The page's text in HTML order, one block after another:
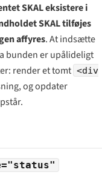
SKAL eksistere i
SKAL tilføjes
affyres. At indsætte
bunden er upålideligt
render et tomt <div
og opdater